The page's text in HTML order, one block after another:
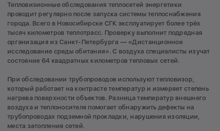
Тепловизионные обследования теплосетей энергетики
проводит регулярно после запуска системы теплоснабжения
города. Всего в Новосибирске СГК эксплуатирует более трёх
тысяч километров теплотрасс. Проверку выполнит подрядная
организация из Санкт-Петербурга — «Дистанционное
исследование среды обитания». С воздуха специалисты изучат
состояние 64 квадратных километров тепловых сетей.
При обследовании трубопроводов используют тепловизор,
который работает на контрасте температур и измеряет степень
нагрева поверхности объектов. Разница температур внешнего
воздуха и теплоносителя помогает обнаружить дефекты на
трубопроводах подземной прокладки, нарушения изоляции,
места затопления сетей.